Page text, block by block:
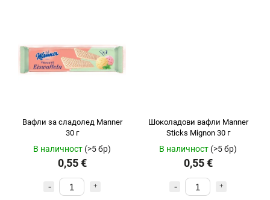
Вафли за сладолед Manner
30 г
В наличност (>5 бр)
0,55 €
Шоколадови вафли Manner
Sticks Mignon 30 г
В наличност (>5 бр)
0,55 €